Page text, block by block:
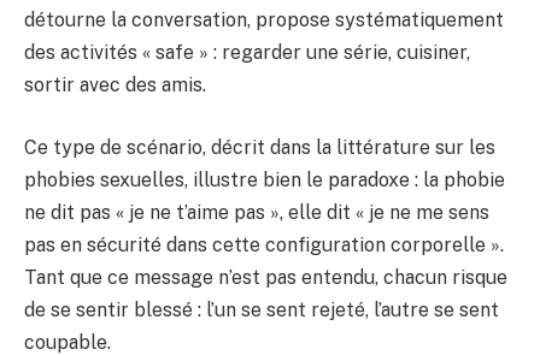
détourne la conversation, propose systématiquement
des activités « safe » : regarder une série, cuisiner,
sortir avec des amis.
Ce type de scénario, décrit dans la littérature sur les
phobies sexuelles, illustre bien le paradoxe : la phobie
ne dit pas « je ne t’aime pas », elle dit « je ne me sens
pas en sécurité dans cette configuration corporelle ».
Tant que ce message n’est pas entendu, chacun risque
de se sentir blessé : l’un se sent rejeté, l’autre se sent
coupable.